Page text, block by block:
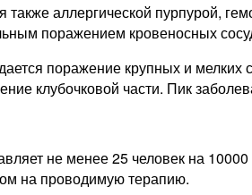
также аллергической пурпурой,
поражением кровеносных
поражение крупных и
клубочковой части. Пик
не менее 25 человек на
на проводимую терапию.